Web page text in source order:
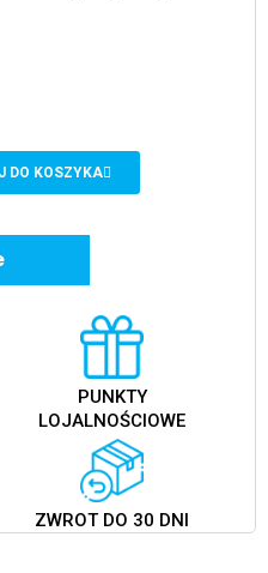
DO KOSZYKA
PUNKTY
LOJALNOŚCIOWE
ZWROT DO 30 DNI